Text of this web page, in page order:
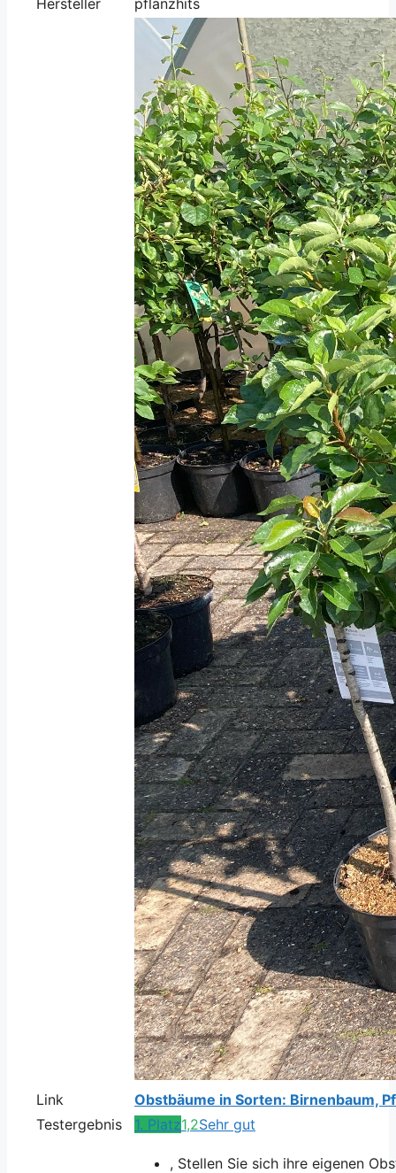
Link
Obstbäume in Sorten: Birnenbaum,
Testergebnis
1. Platz1,2Sehr gut
, Stellen Sie sich ihre eigenen